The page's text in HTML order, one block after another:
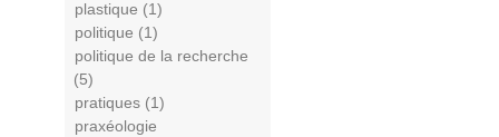
plastique (1)
politique (1)
politique de la recherche
(5)
pratiques (1)
praxéologie